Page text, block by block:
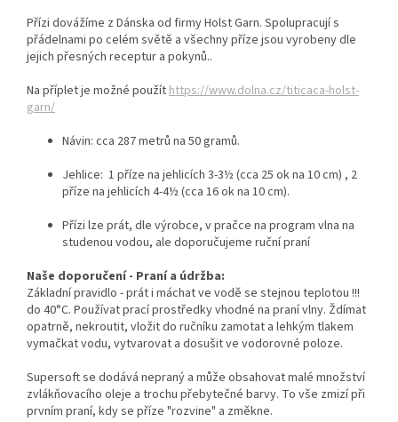
Přízi dovážíme z Dánska od firmy Holst Garn. Spolupracují s
přádelnami po celém světě a všechny příze jsou vyrobeny dle
jejich přesných receptur a pokynů..
Na příplet je možné použíthttps://www.dolna.cz/titicaca-holst-
garn/
Návin: cca 287 metrů na 50 gramů.
Jehlice: 1 příze na jehlicích 3-3½ (cca 25 ok na 10 cm) , 2
příze na jehlicích 4-4½ (cca 16 ok na 10 cm).
Přízi lze prát, dle výrobce, v pračce na program vlna na
studenou vodou, ale doporučujeme ruční praní
Naše doporučení - Praní a údržba:
Základní pravidlo - prát i máchat ve vodě se stejnou teplotou !!!
do 40°C. Používat prací prostředky vhodné na praní vlny. Ždímat
opatrně, nekroutit, vložit do ručníku zamotat a lehkým tlakem
vymačkat vodu, vytvarovat a dosušit ve vodorovné poloze.
Supersoft se dodává nepraný a může obsahovat malé množství
zvlákňovacího oleje a trochu přebytečné barvy. To vše zmizí při
prvním praní, kdy se příze "rozvine" a změkne.